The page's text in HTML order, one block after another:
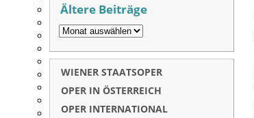
Ältere Beiträge
WIENER STAATSOPER
OPER IN ÖSTERREICH
OPER INTERNATIONAL